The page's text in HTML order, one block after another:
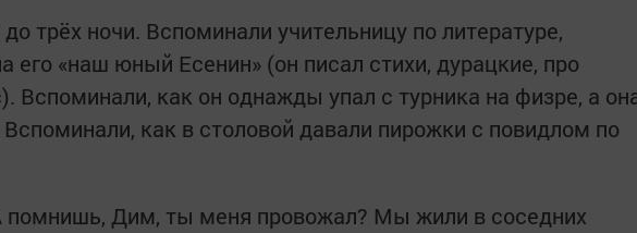
трёх ночи. Вспоминали учительницу по литературе,
его «наш юный Есенин» (он писал стихи, дурацкие, про
Вспоминали, как он однажды упал с турника на физре, а
как в столовой давали пирожки с повидлом по
помнишь, Дим, ты меня провожал? Мы жили в соседних